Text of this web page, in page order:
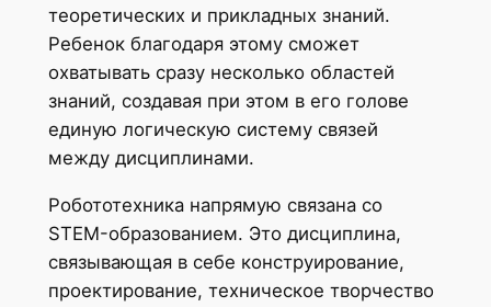
теоретических и прикладных знаний.
Ребенок благодаря этому сможет
охватывать сразу несколько областей
знаний, создавая при этом в его голове
единую логическую систему связей
между дисциплинами.
Робототехника напрямую связана со
STEM-образованием. Это дисциплина,
связывающая в себе конструирование,
проектирование, техническое творчество